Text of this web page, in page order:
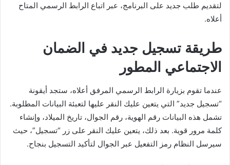
لتقديم طلب جديد على البرنامج، عبر اتباع الرابط الرسمي المتاح
أعلاه.
طريقة تسجيل جديد في الضمان
الاجتماعي المطور
عندما تقوم بزيارة الرابط الرسمي المرفق أعلاه، ستجد أيقونة
“تسجيل جديد” التي يتعين عليك النقر عليها لتعبئة البيانات المطلوبة.
تشمل هذه البيانات رقم الهوية، رقم الجوال، تاريخ الميلاد، وإنشاء
كلمة مرور قوية. بعد ذلك، يتعين عليك النقر على زر “تسجيل”، حيث
سيرسل النظام رمز التفعيل عبر الجوال لتأكيد التسجيل بنجاح.